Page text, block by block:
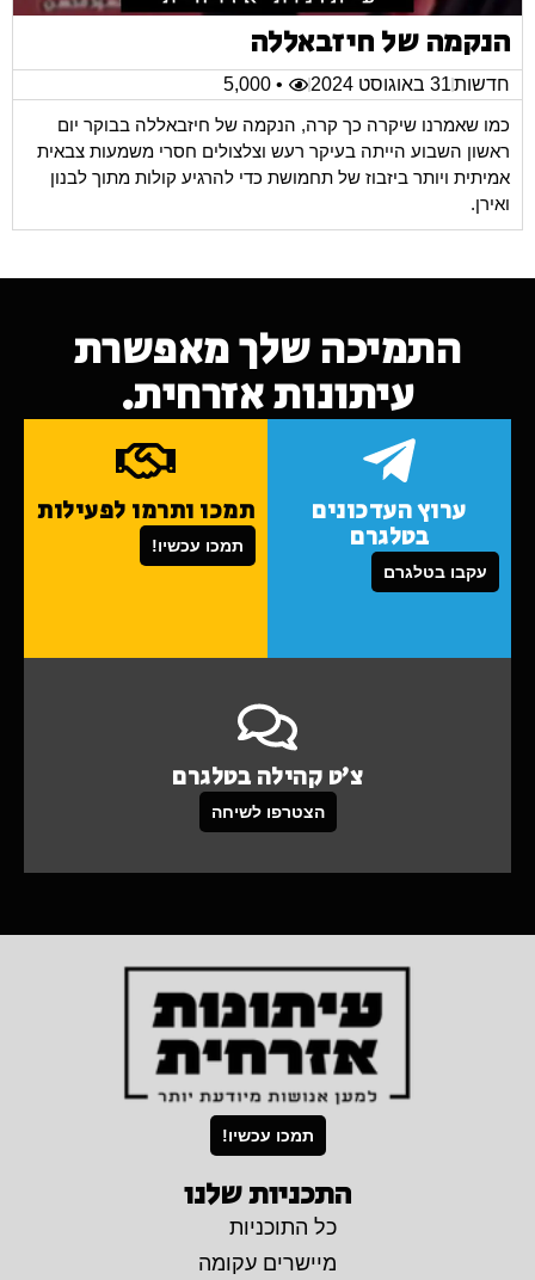
הנקמה של חיזבאללה
חדשות31 באוגוסט 2024
• 5,000
כמו שאמרנו שיקרה כך קרה, הנקמה של חיזבאללה בבוקר יום
ראשון השבוע הייתה בעיקר רעש וצלצולים חסרי משמעות צבאית
אמיתית ויותר ביזבוז של תחמושת כדי להרגיע קולות מתוך לבנון
ואירן.
התמיכה שלך מאפשרת
עיתונות אזרחית.
ערוץ העדכונים
בטלגרם
עקבו בטלגרם
תמכו ותרמו לפעילות
תמכו עכשיו!
צ'ט קהילה בטלגרם
הצטרפו לשיחה
תמכו עכשיו!
התכניות שלנו
כל התוכניות
מיישרים עקומה